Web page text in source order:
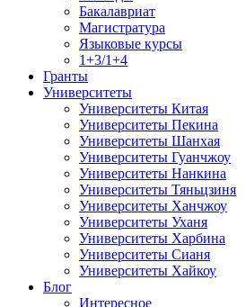
Бакалавриат
Магистратура
Языковые курсы
1+3/1+4
Гранты
Университеты
Университеты Китая
Университеты Пекина
Университеты Шанхая
Университеты Гуанчжоу
Университеты Нанкина
Университеты Тяньцзиня
Университеты Ханчжоу
Университеты Уханя
Университеты Харбина
Университеты Сианя
Университеты Хайкоу
Блог
Интересное